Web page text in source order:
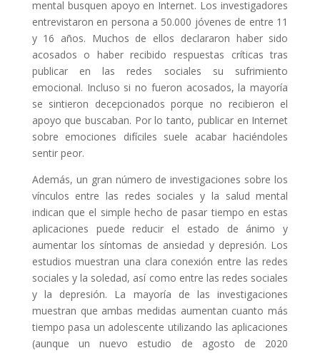
mental busquen apoyo en Internet. Los investigadores
entrevistaron en persona a 50.000 jóvenes de entre 11
y 16 años. Muchos de ellos declararon haber sido
acosados o haber recibido respuestas críticas tras
publicar en las redes sociales su sufrimiento
emocional. Incluso si no fueron acosados, la mayoría
se sintieron decepcionados porque no recibieron el
apoyo que buscaban. Por lo tanto, publicar en Internet
sobre emociones difíciles suele acabar haciéndoles
sentir peor.
Además, un gran número de investigaciones sobre los
vínculos entre las redes sociales y la salud mental
indican que el simple hecho de pasar tiempo en estas
aplicaciones puede reducir el estado de ánimo y
aumentar los síntomas de ansiedad y depresión. Los
estudios muestran una clara conexión entre las redes
sociales y la soledad, así como entre las redes sociales
y la depresión. La mayoría de las investigaciones
muestran que ambas medidas aumentan cuanto más
tiempo pasa un adolescente utilizando las aplicaciones
(aunque un nuevo estudio de agosto de 2020